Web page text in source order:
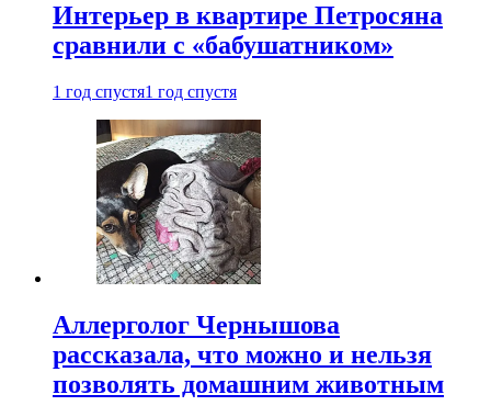
Интерьер в квартире Петросяна
сравнили с «бабушатником»
1 год спустя1 год спустя
Аллерголог Чернышова
рассказала, что можно и нельзя
позволять домашним животным